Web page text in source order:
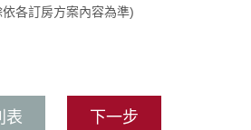
各訂房方案內容為準)
表 下一步